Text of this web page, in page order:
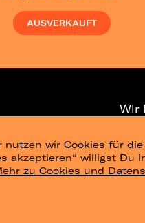
AUSVERKAUFT
wir Cookies für
akzeptieren“ willigst
zu Cookies und
Wir